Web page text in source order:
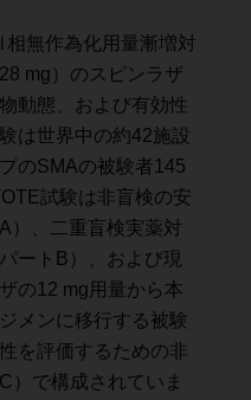
無作為化用量漸増対
mg）のスピンラザ
動態、および有効性
は世界中の約42施設
のSMAの被験者145
試験は非盲検の安
）、二重盲検実薬対
ートB）、および現
の12 mg用量から本
メンに移行する被験
を評価するための非
）で構成されていま